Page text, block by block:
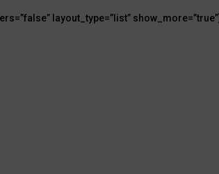
layout_type=”list” show_more=”true”]